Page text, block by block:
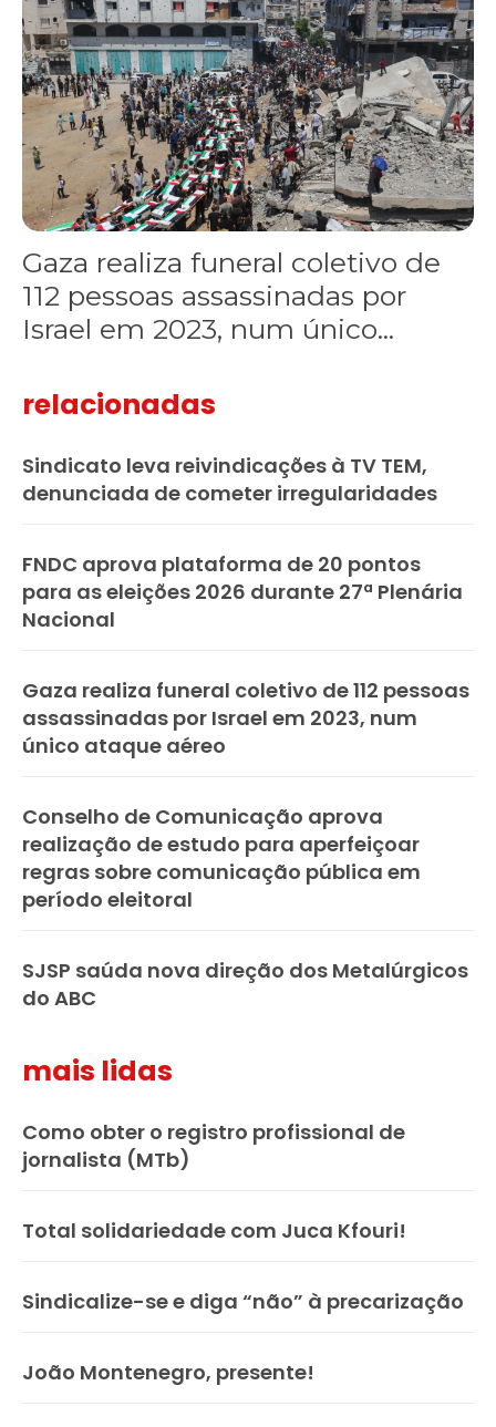
Gaza realiza funeral coletivo de
112 pessoas assassinadas por
Israel em 2023, num único...
relacionadas
Sindicato leva reivindicações à TV TEM,
denunciada de cometer irregularidades
FNDC aprova plataforma de 20 pontos
para as eleições 2026 durante 27ª Plenária
Nacional
Gaza realiza funeral coletivo de 112 pessoas
assassinadas por Israel em 2023, num
único ataque aéreo
Conselho de Comunicação aprova
realização de estudo para aperfeiçoar
regras sobre comunicação pública em
período eleitoral
SJSP saúda nova direção dos Metalúrgicos
do ABC
mais lidas
Como obter o registro profissional de
jornalista (MTb)
Total solidariedade com Juca Kfouri!
Sindicalize-se e diga “não” à precarização
João Montenegro, presente!